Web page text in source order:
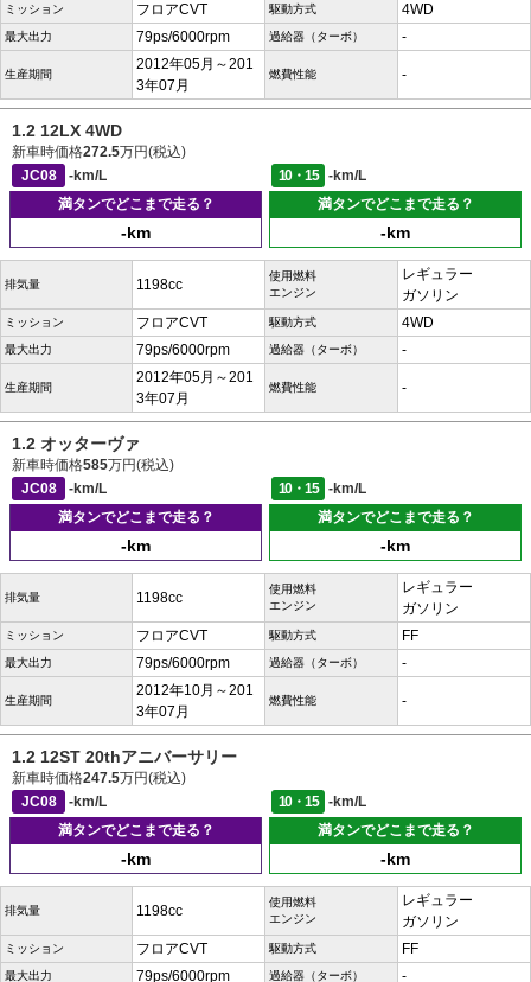
ミッション フロアCVT 駆動方式 4WD
最大出力 79ps/6000rpm 過給器（ターボ） -
生産期間
2012年05月～201
3年07月
燃費性能 -
1.2 12LX 4WD
新車時価格272.5万円(税込)
JC08
-km/L 10・15
-km/L
満タンでどこまで走る？
-km
満タンでどこまで走る？
-km
排気量 1198cc
使用燃料
エンジン
レギュラー
ガソリン
ミッション フロアCVT 駆動方式 4WD
最大出力 79ps/6000rpm 過給器（ターボ） -
生産期間
2012年05月～201
3年07月
燃費性能 -
1.2 オッターヴァ
新車時価格585万円(税込)
JC08
-km/L 10・15
-km/L
満タンでどこまで走る？
-km
満タンでどこまで走る？
-km
排気量 1198cc
使用燃料
エンジン
レギュラー
ガソリン
ミッション フロアCVT 駆動方式 FF
最大出力 79ps/6000rpm 過給器（ターボ） -
生産期間
2012年10月～201
3年07月
燃費性能 -
1.2 12ST 20thアニバーサリー
新車時価格247.5万円(税込)
JC08
-km/L 10・15
-km/L
満タンでどこまで走る？
-km
満タンでどこまで走る？
-km
排気量 1198cc
使用燃料
エンジン
レギュラー
ガソリン
ミッション フロアCVT 駆動方式 FF
最大出力 79ps/6000rpm 過給器（ターボ） -